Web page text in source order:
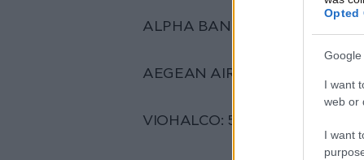
Opted
I want
web or
I want
ALPHA BANK: 1,6085 +2,58%
AEGEAN AIRLINES: 12,2900
VIOHALCO: 5,6000 +0,18%